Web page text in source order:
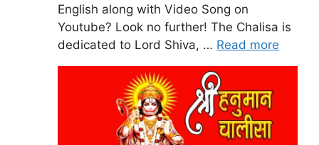
English along with Video Song on
Youtube? Look no further! The Chalisa is
dedicated to Lord Shiva, … Read more